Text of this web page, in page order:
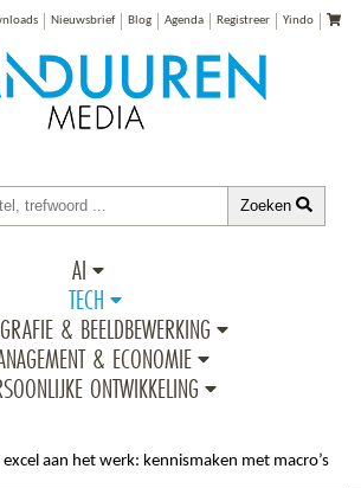
Nieuwsbrief Blog Agenda Registreer Yindo
Zoeken
AI
TECH
& BEELDBEWERKING
& ECONOMIE
ONTWIKKELING
excel aan het werk: kennismaken met macro’s